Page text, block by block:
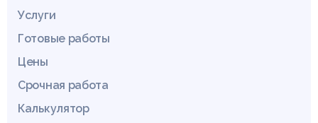
Услуги
Готовые работы
Цены
Срочная работа
Калькулятор